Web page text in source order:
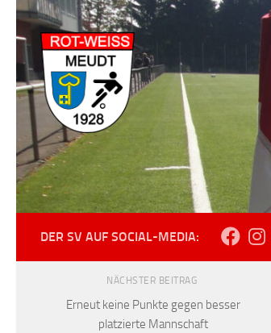
Zum Inhalt springen
DER SV AUF SOCIAL-MEDIA:
NÄCHSTER BEITRAG
Erneut keine Punkte gegen besser
platzierte Mannschaft